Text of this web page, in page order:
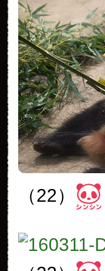
（22）